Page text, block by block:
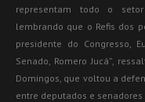
representam todo o
lembrando que o Refis dos
presidente do Congresso,
Senado, Romero Jucá”,
Domingos, que voltou a
entre deputados e senadores